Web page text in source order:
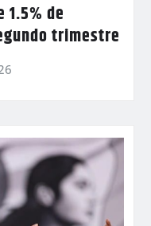
de
trimestre